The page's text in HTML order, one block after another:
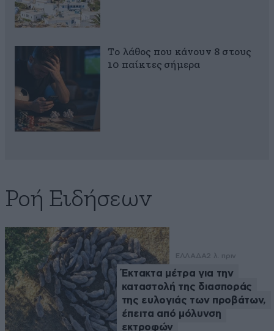
Το λάθος που κάνουν 8 στους
10 παίκτες σήμερα
Ροή Ειδήσεων
ΕΛΛΑΔΑ2 λ. πριν
Έκτακτα μέτρα για την
καταστολή της διασποράς
της ευλογιάς των προβάτων,
έπειτα από μόλυνση
εκτροφών